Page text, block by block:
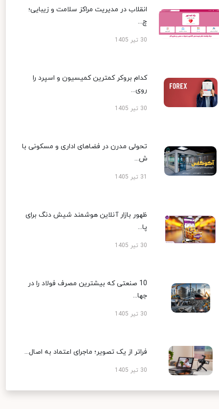
انقلاب در مدیریت مراکز سلامت و زیبایی؛
چ...
30 تیر 1405
کدام بروکر کمترین کمیسیون و اسپرد را
روی...
30 تیر 1405
تحولی مدرن در فضاهای اداری و مسکونی با
ش...
ظهور بازار آنلاین هوشمند شیش دنگ برای
پا...
30 تیر 1405
10 صنعتی که بیشترین مصرف فولاد را در
جها...
30 تیر 1405
فراتر از یک تصویر؛ ماجرای اعتماد به اصال...
30 تیر 1405